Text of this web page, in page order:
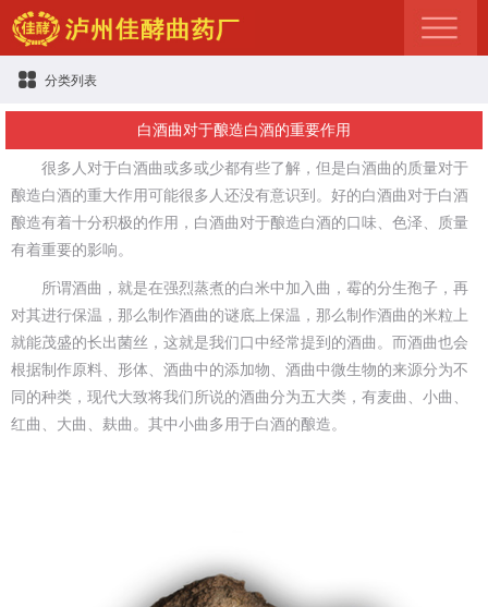
分类列表
白酒曲对于酿造白酒的重要作用
很多人对于白酒曲或多或少都有些了解，但是白酒曲的质量对于
酿造白酒的重大作用可能很多人还没有意识到。好的白酒曲对于白酒
酿造有着十分积极的作用，白酒曲对于酿造白酒的口味、色泽、质量
有着重要的影响。
所谓酒曲，就是在强烈蒸煮的白米中加入曲，霉的分生孢子，再
对其进行保温，那么制作酒曲的谜底上保温，那么制作酒曲的米粒上
就能茂盛的长出菌丝，这就是我们口中经常提到的酒曲。而酒曲也会
根据制作原料、形体、酒曲中的添加物、酒曲中微生物的来源分为不
同的种类，现代大致将我们所说的酒曲分为五大类，有麦曲、小曲、
红曲、大曲、麸曲。其中小曲多用于白酒的酿造。